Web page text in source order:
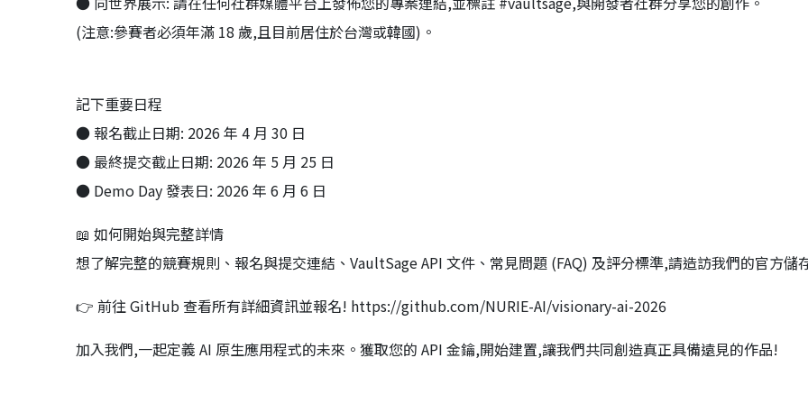
(注意:參賽者必須年滿 18 歲,且目前居住於台灣或韓國)。
記下重要日程
● 報名截止日期: 2026 年 4 月 30 日
● 最終提交截止日期: 2026 年 5 月 25 日
● Demo Day 發表日: 2026 年 6 月 6 日
📖 如何開始與完整詳情
想了解完整的競賽規則、報名與提交連結、VaultSage API 文件、常見問題 (FAQ) 及評分標準,請造訪我們的官方儲
👉 前往 GitHub 查看所有詳細資訊並報名! https://github.com/NURIE-AI/visionary-ai-2026
加入我們,一起定義 AI 原生應用程式的未來。獲取您的 API 金鑰,開始建置,讓我們共同創造真正具備遠見的作品!